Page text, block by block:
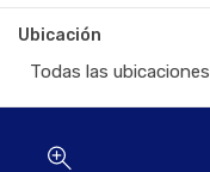
Ubicación
Todas las ubicaciones